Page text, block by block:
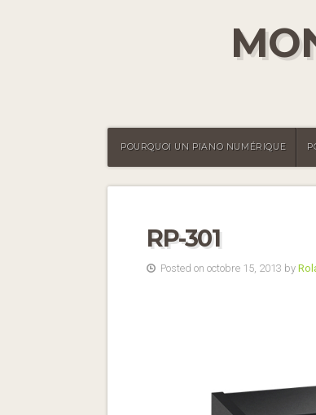
POURQUOI UN PIANO NUMÉRIQUE
RP-301
Posted on octobre 15, 2013 by